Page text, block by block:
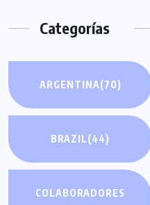
Categorías
ARGENTINA(70)
BRAZIL(44)
COLABORADORES